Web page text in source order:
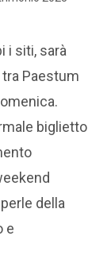
i siti, sarà
tra Paestum
biglietto
della
e